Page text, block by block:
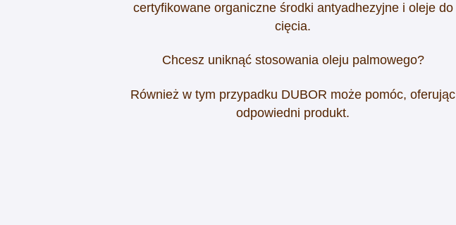
certyfikowane organiczne środki antyadhezyjne i oleje do
cięcia.
Chcesz uniknąć stosowania oleju palmowego?
Również w tym przypadku DUBOR może pomóc, oferując
odpowiedni produkt.